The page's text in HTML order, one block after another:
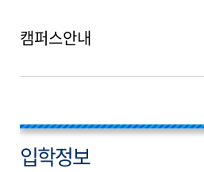
캠퍼스안내
입학정보